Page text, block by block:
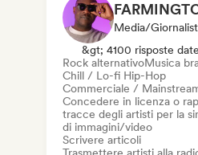
&gt; 4100 risposte date
Rock alternativoMusica
Chill / Lo-fi Hip-Hop
Commerciale /
Concedere in licenza o
tracce degli artisti per la
di immagini/video
Scrivere articoli